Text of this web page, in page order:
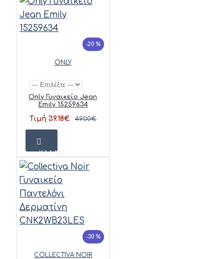
-20 %
ONLY
Only Γυναικείο Jean
Emily 15259634
Τιμή 39.18€ 49.00€
ΚΑΛΆΘΙ
-30 %
COLLECTIVA NOIR